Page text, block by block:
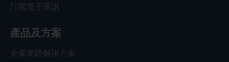
訂閱電子通訊
產品及方案
企業網路解決方案